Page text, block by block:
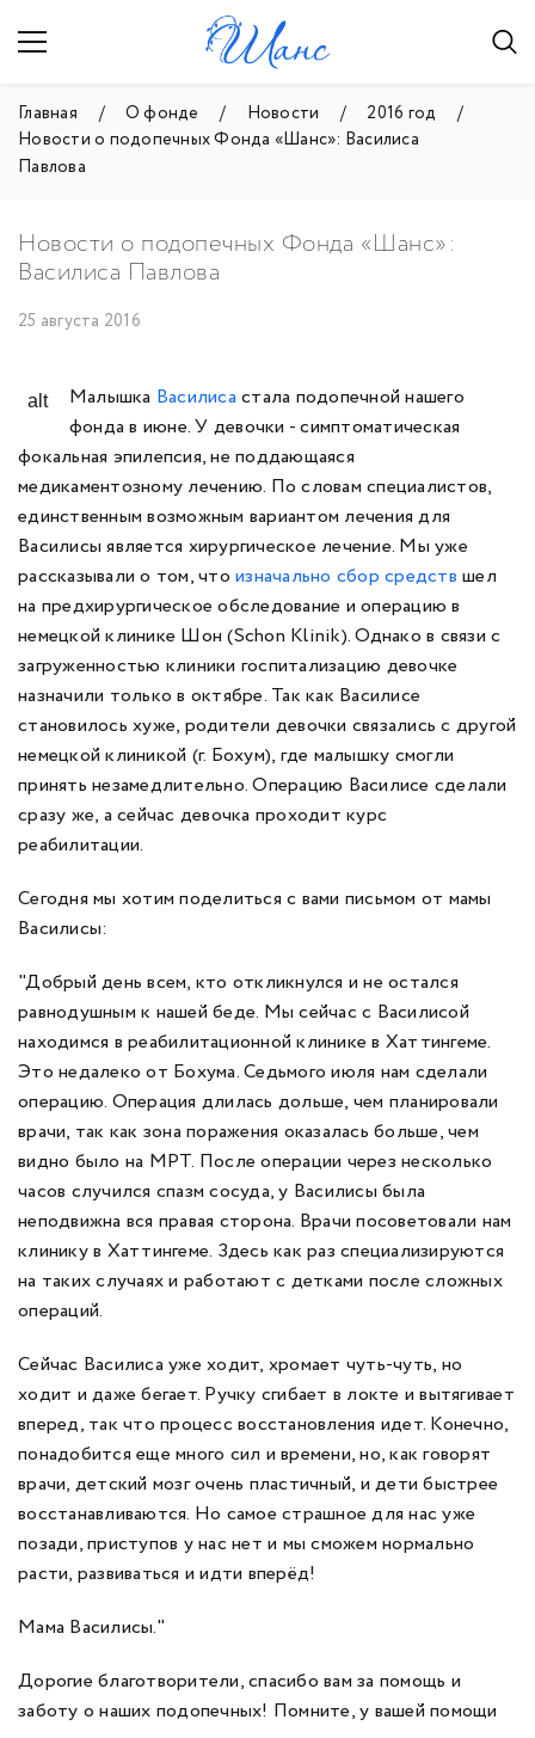
Главная О фонде Новости
2016 год
Новости о подопечных Фонда «Шанс»: Василиса
Павлова
Новости о подопечных Фонда «Шанс»:
Василиса Павлова
25 августа 2016
Малышка Василиса стала подопечной нашего
фонда в июне. У девочки - симптоматическая
фокальная эпилепсия, не поддающаяся
медикаментозному лечению. По словам специалистов,
единственным возможным вариантом лечения для
Василисы является хирургическое лечение. Мы уже
рассказывали о том, чтоизначально сбор средств шел
на предхирургическое обследование и операцию в
немецкой клинике Шон (Schon Klinik). Однако в связи с
загруженностью клиники госпитализацию девочке
назначили только в октябре. Так как Василисе
становилось хуже, родители девочки связались с другой
немецкой клиникой (г. Бохум), где малышку смогли
принять незамедлительно. Операцию Василисе сделали
сразу же, а сейчас девочка проходит курс
реабилитации.
Сегодня мы хотим поделиться с вами письмом от мамы
Василисы:
"Добрый день всем, кто откликнулся и не остался
равнодушным к нашей беде. Мы сейчас с Василисой
находимся в реабилитационной клинике в Хаттингеме.
Это недалеко от Бохума. Седьмого июля нам сделали
операцию. Операция длилась дольше, чем планировали
врачи, так как зона поражения оказалась больше, чем
видно было на МРТ. После операции через несколько
часов случился спазм сосуда, у Василисы была
неподвижна вся правая сторона. Врачи посоветовали нам
клинику в Хаттингеме. Здесь как раз специализируются
на таких случаях и работают с детками после сложных
операций.
Сейчас Василиса уже ходит, хромает чуть-чуть, но
ходит и даже бегает. Ручку сгибает в локте и вытягивает
вперед, так что процесс восстановления идет. Конечно,
понадобится еще много сил и времени, но, как говорят
врачи, детский мозг очень пластичный, и дети быстрее
восстанавливаются. Но самое страшное для нас уже
позади, приступов у нас нет и мы сможем нормально
расти, развиваться и идти вперёд!
Мама Василисы."
Дорогие благотворители, спасибо вам за помощь и
заботу о наших подопечных! Помните, у вашей помощи